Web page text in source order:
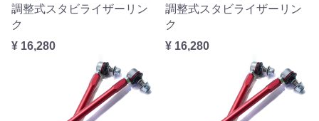
調整式スタビライザーリン
ク
¥ 16,280
調整式スタビライザーリン
ク
¥ 16,280